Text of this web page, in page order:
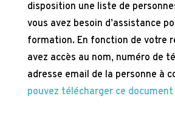
disposition une liste de
vous avez besoin d’assistance
formation. En fonction de votre
avez accès au nom, numéro de
adresse email de la personne à
pouvez télécharger ce